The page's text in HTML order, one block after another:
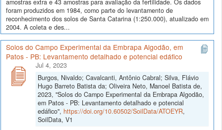
amostras extra e 43 amostras para avaliação da fertilidade. Os dados
foram produzidos em 1984, como parte do levantamento de
reconhecimento dos solos de Santa Catarina (1:250.000), atualizado em
2004. A coleta e des...
Solos do Campo Experimental da Embrapa Algodão, em
Patos - PB: Levantamento detalhado e potencial edáfico
Jul 4, 2023
Burgos, Nivaldo; Cavalcanti, Antônio Cabral; Silva, Flávio
Hugo Barreto Batista da; Oliveira Neto, Manoel Batista de,
2023, "Solos do Campo Experimental da Embrapa Algodão,
em Patos - PB: Levantamento detalhado e potencial
edáfico", https://doi.org/10.60502/SoilData/ATOEYR,
SoilData, V1